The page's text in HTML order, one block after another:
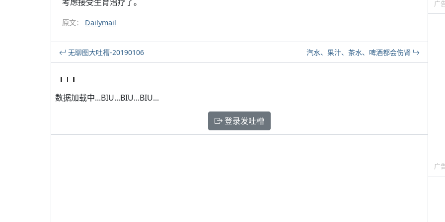
原文： Dailymail
无聊图大吐槽-20190106 汽水、果汁、茶水、啤酒都会伤肾
数据加载中...BIU...BIU...BIU...
登录发吐槽
广
广